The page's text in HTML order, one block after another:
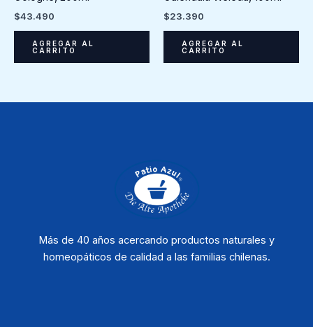
$43.490
AGREGAR AL
CARRITO
$23.390
AGREGAR AL
CARRITO
Más de 40 años acercando productos naturales y
homeopáticos de calidad a las familias chilenas.